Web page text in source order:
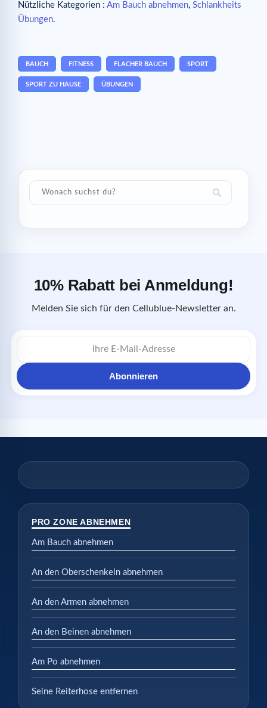
Nützliche Kategorien : Am Bauch abnehmen, Schlankheits
Übungen.
BAUCH FITNESS FLACHER BAUCH SPORT
SPORT ZU HAUSE ÜBUNGEN
10% Rabatt bei Anmeldung!
Melden Sie sich für den Cellublue-Newsletter an.
E-
Mail-
Abonnieren
PRO ZONE ABNEHMEN
Am Bauch abnehmen
An den Oberschenkeln abnehmen
An den Armen abnehmen
An den Beinen abnehmen
Am Po abnehmen
Seine Reiterhose entfernen